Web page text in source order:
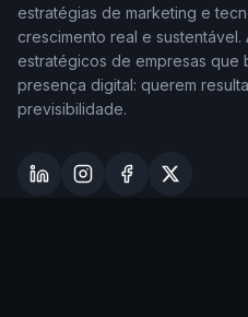
estratégias de marketing e
crescimento real e
estratégicos de empresas que
presença digital: querem
previsibilidade.